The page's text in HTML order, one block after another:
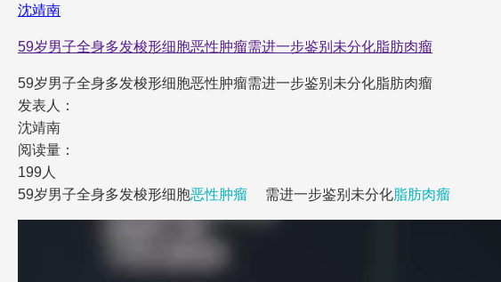
沈靖南
59岁男子全身多发梭形细胞恶性肿瘤需进一步鉴别未分化脂肪肉瘤
59岁男子全身多发梭形细胞恶性肿瘤需进一步鉴别未分化脂肪肉瘤
发表人：
沈靖南
阅读量：
199人
59岁男子全身多发梭形细胞恶性肿瘤 需进一步鉴别未分化脂肪肉瘤